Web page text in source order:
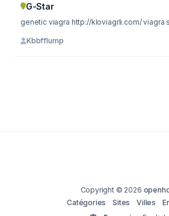
G-Star
genetic viagra
Kbbfflump
Copyright © 2026
Catégories
Sites Villes